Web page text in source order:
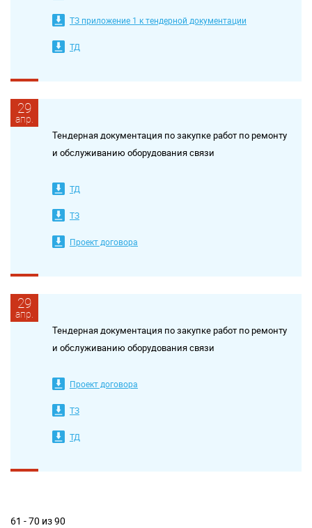
ТЗ приложение 1 к тендерной документации
ТД
29
апр.
Тендерная документация по закупке работ по ремонту
и обслуживанию оборудования связи
ТД
ТЗ
Проект договора
29
апр.
Тендерная документация по закупке работ по ремонту
и обслуживанию оборудования связи
Проект договора
ТЗ
ТД
61 - 70 из 90